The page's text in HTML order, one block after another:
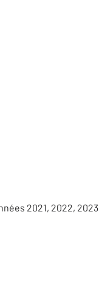
2021, 2022, 2023